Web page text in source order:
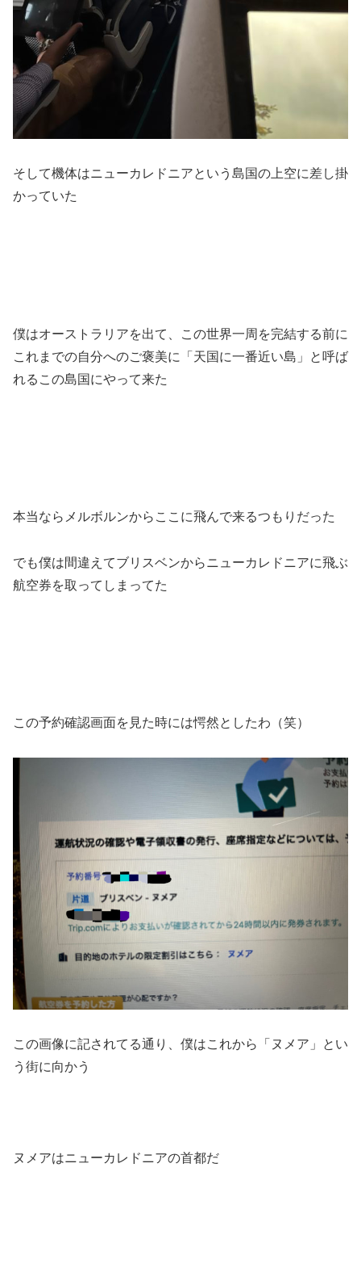
そして機体はニューカレドニアという島国の上空に差し掛
かっていた
僕はオーストラリアを出て、この世界一周を完結する前に
これまでの自分へのご褒美に「天国に一番近い島」と呼ば
れるこの島国にやって来た
本当ならメルボルンからここに飛んで来るつもりだった
でも僕は間違えてブリスベンからニューカレドニアに飛ぶ
航空券を取ってしまってた
この予約確認画面を見た時には愕然としたわ（笑）
この画像に記されてる通り、僕はこれから「ヌメア」とい
う街に向かう
ヌメアはニューカレドニアの首都だ